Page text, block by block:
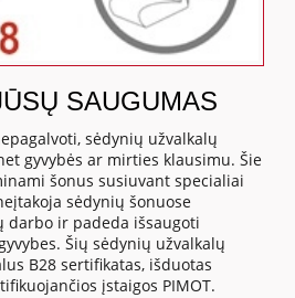
SAUGUMAS
sėdynių užvalkalų
gyvybės ar mirties klausimu. Šie
šonus susiuvant specialiai
sėdynių šonuose
darbo ir padeda išsaugoti
Šių sėdynių užvalkalų
B28 sertifikatas, išduotas
įstaigos PIMOT.